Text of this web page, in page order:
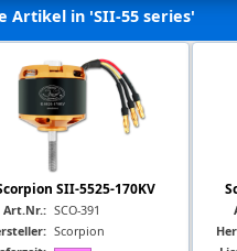
Artikel in 'SII-55 series'
SII-5525-170KV
Art.Nr.: SCO-391
Scorpion